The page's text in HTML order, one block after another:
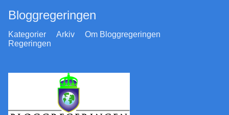
Bloggregeringen
Kategorier Arkiv
Om Bloggregeringen
Regeringen